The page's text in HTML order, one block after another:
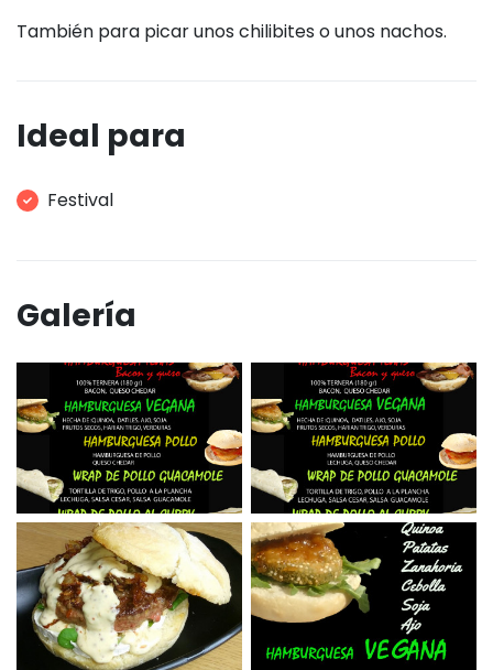
También para picar unos chilibites o unos nachos.
Ideal para
Festival
Galería